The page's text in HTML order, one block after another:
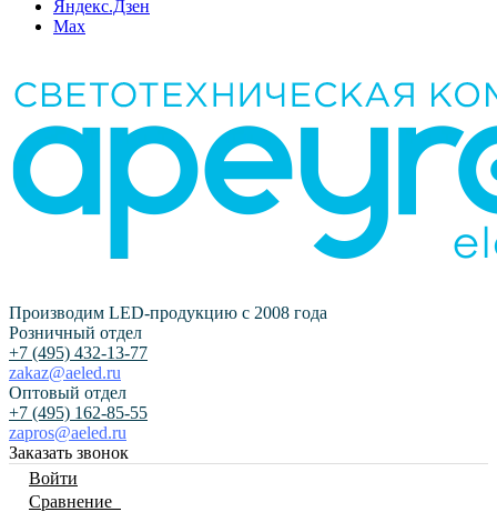
Яндекс.Дзен
Max
Производим LED-продукцию с 2008 года
Розничный отдел
+7 (495) 432-13-77
zakaz@aeled.ru
Оптовый отдел
+7 (495) 162-85-55
zapros@aeled.ru
Заказать звонок
Войти
Сравнение